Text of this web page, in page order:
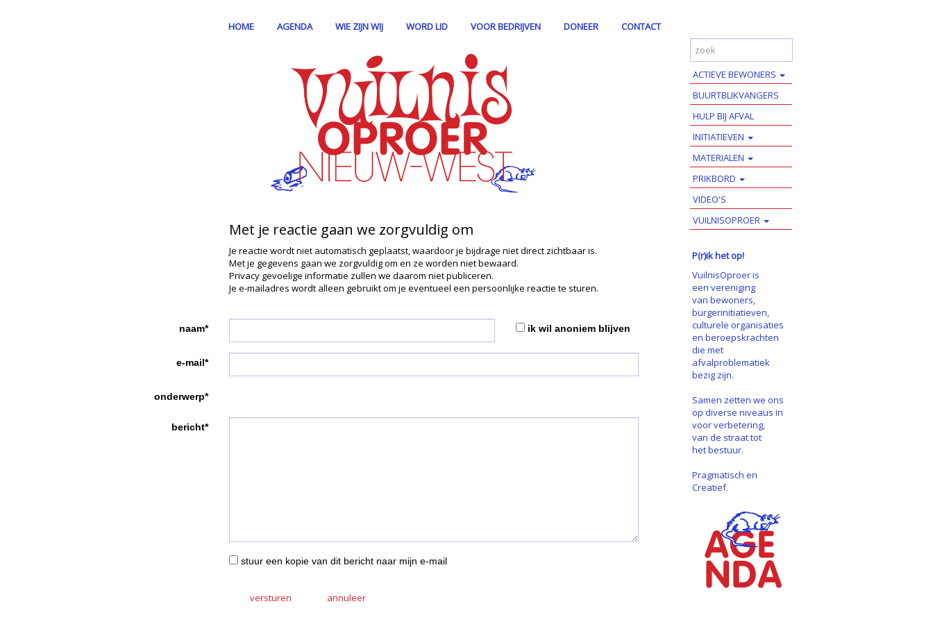
HOME AGENDA WIE ZIJN WIJ WORD LID VOOR BEDRIJVEN DONEER CONTACT
Met je reactie gaan we zorgvuldig om
Je reactie wordt niet automatisch geplaatst, waardoor je bijdrage niet direct zichtbaar is.
Met je gegevens gaan we zorgvuldig om en ze worden niet bewaard.
Privacy gevoelige informatie zullen we daarom niet publiceren.
Je e-mailadres wordt alleen gebruikt om je eventueel een persoonlijke reactie te sturen.
naam* ik wil anoniem blijven
e-mail*
onderwerp*
bericht*
stuur een kopie van dit bericht naar mijn e-mail
versturen
ACTIEVE BEWONERS
BUURTBLIKVANGERS
HULP BIJ AFVAL
INITIATIEVEN
MATERIALEN
PRIKBORD
VIDEO'S
VUILNISOPROER
P(r)ik het op!
VuilnisOproer is
een vereniging
van bewoners,
burgerinitiatieven,
culturele organisaties
en beroepskrachten
die met
afvalproblematiek
bezig zijn.
Samen zetten we ons
op diverse niveaus in
voor verbetering,
van de straat tot
het bestuur.
Pragmatisch en
Creatief.